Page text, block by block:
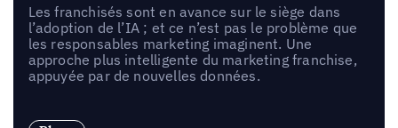
Les franchisés sont en avance sur le siège dans
l’adoption de l’IA ; et ce n’est pas le problème que
les responsables marketing imaginent. Une
approche plus intelligente du marketing franchise,
appuyée par de nouvelles données.